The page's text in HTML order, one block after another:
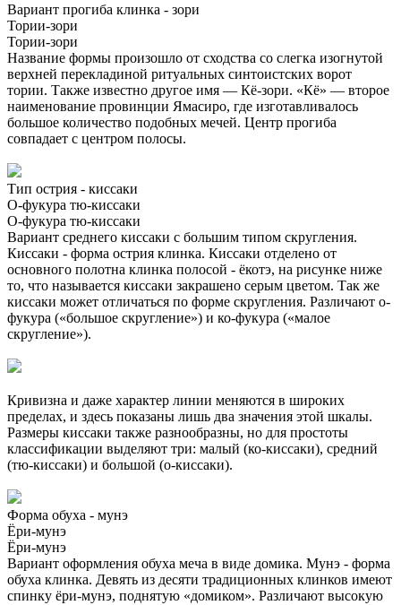
Вариант прогиба клинка - зори
Тории-зори
Тории-зори
Название формы произошло от сходства со слегка изогнутой
верхней перекладиной ритуальных синтоистских ворот
тории. Также известно другое имя — Кё-зори. «Кё» — второе
наименование провинции Ямасиро, где изготавливалось
большое количество подобных мечей. Центр прогиба
совпадает с центром полосы.
Тип острия - киссаки
О-фукура тю-киссаки
О-фукура тю-киссаки
Вариант среднего киссаки с большим типом скругления.
Киссаки - форма острия клинка. Киссаки отделено от
основного полотна клинка полосой - ёкотэ, на рисунке ниже
то, что называется киссаки закрашено серым цветом. Так же
киссаки может отличаться по форме скругления. Различают о-
фукура («большое скругление») и ко-фукура («малое
скругление»).
Кривизна и даже характер линии меняются в широких
пределах, и здесь показаны лишь два значения этой шкалы.
Размеры киссаки также разнообразны, но для простоты
классификации выделяют три: малый (ко-киссаки), средний
(тю-киссаки) и большой (о-киссаки).
Форма обуха - мунэ
Ёри-мунэ
Ёри-мунэ
Вариант оформления обуха меча в виде домика. Мунэ - форма
обуха клинка. Девять из десяти традиционных клинков имеют
спинку ёри-мунэ, поднятую «домиком». Различают высокую